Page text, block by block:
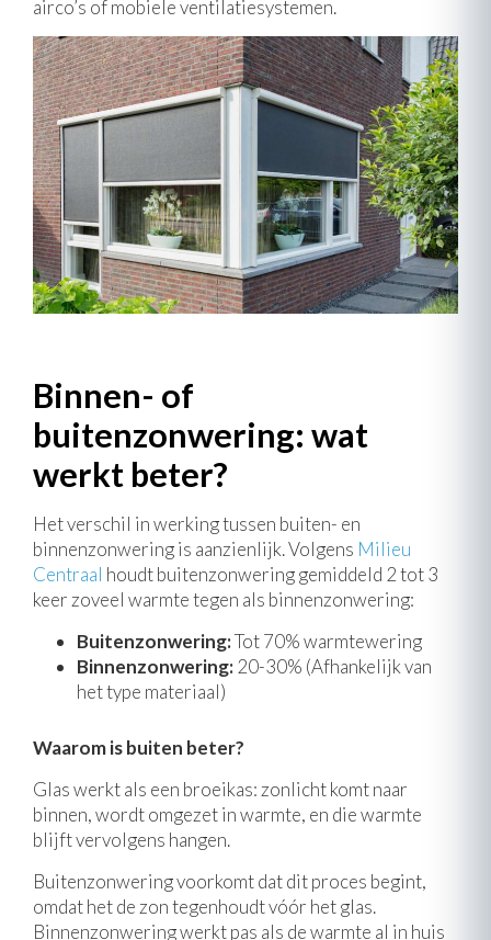
airco’s of mobiele ventilatiesystemen.
Binnen- of
buitenzonwering: wat
werkt beter?
Het verschil in werking tussen buiten- en
binnenzonwering is aanzienlijk. Volgens Milieu
Centraal houdt buitenzonwering gemiddeld 2 tot 3
keer zoveel warmte tegen als binnenzonwering:
Buitenzonwering:Tot 70% warmtewering
Binnenzonwering: 20-30% (Afhankelijk van
het type materiaal)
Waarom is buiten beter?
Glas werkt als een broeikas: zonlicht komt naar
binnen, wordt omgezet in warmte, en die warmte
blijft vervolgens hangen.
Buitenzonwering voorkomt dat dit proces begint,
omdat het de zon tegenhoudt vóór het glas.
Binnenzonwering werkt pas als de warmte al in huis